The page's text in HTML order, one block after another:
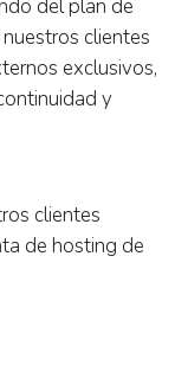
del plan de
nuestros clientes
la
clientes
de hosting de